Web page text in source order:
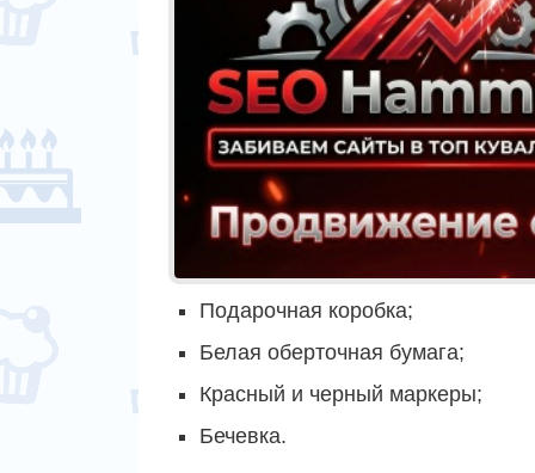
Подарочная коробка;
Белая оберточная бумага;
Красный и черный маркеры;
Бечевка.